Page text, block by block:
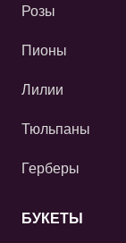
Розы
Пионы
Лилии
Тюльпаны
Герберы
БУКЕТЫ